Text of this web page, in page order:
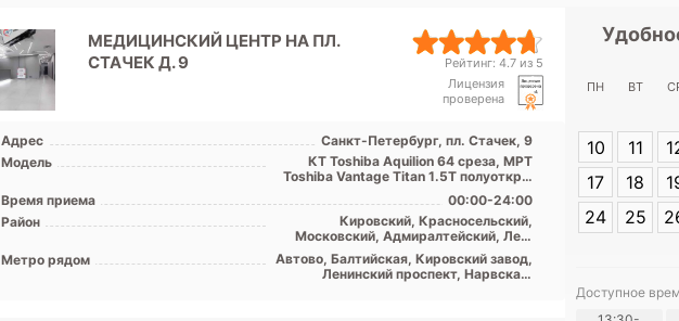
МЕДИЦИНСКИЙ ЦЕНТР НА ПЛ.
СТАЧЕК Д. 9
Рейтинг: 4.7 из 5
Лицензия
проверена
Адрес
Санкт-Петербург, пл. Стачек, 9
Модель
КТ Toshiba Аquilion 64 среза, МРТ
Toshiba Vantage Titan 1.5T полуоткры
...
Время приема
00:00-24:00
Район
Кировский, Красносельский,
Московский, Адмиралтейский, Лен.
область
Метро рядом
Автово, Балтийская, Кировский завод,
Ленинский проспект, Нарвская,
ПН ВТ
10
11
17
18
24
25
Доступное